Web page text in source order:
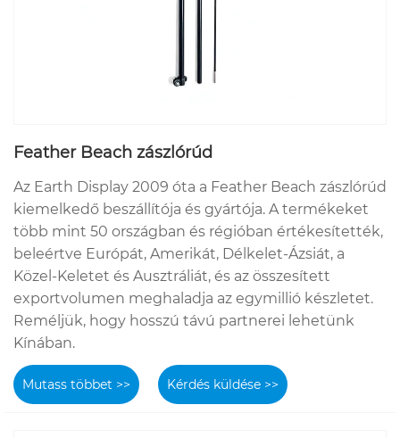
Feather Beach zászlórúd
Az Earth Display 2009 óta a Feather Beach zászlórúd
kiemelkedő beszállítója és gyártója. A termékeket
több mint 50 országban és régióban értékesítették,
beleértve Európát, Amerikát, Délkelet-Ázsiát, a
Közel-Keletet és Ausztráliát, és az összesített
exportvolumen meghaladja az egymillió készletet.
Reméljük, hogy hosszú távú partnerei lehetünk
Kínában.
Mutass többet >> Kérdés küldése >>